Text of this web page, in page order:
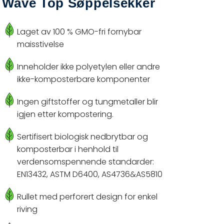
Wave Top Søppelsekker
Laget av 100 % GMO-fri fornybar
maisstivelse
Inneholder ikke polyetylen eller andre
ikke-komposterbare komponenter
Ingen giftstoffer og tungmetaller blir
igjen etter kompostering.
Sertifisert biologisk nedbrytbar og
komposterbar i henhold til
verdensomspennende standarder:
EN13432, ASTM D6400, AS4736&AS5810
Rullet med perforert design for enkel
riving